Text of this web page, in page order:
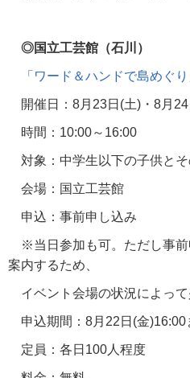
◎国立工芸館（石川）
「ワード＆ハンドで島めぐり
開催日： 8月 23日 (土) ・ 8月 24
時間： 10:00～ 16:00
対象：中学生以下の子供と
会場：国立工芸館
申込：事前申し込み
※当日参加も可。ただし事
案内するため、
イベント会場の状況によって
申込期間： 8月 22 日 (金)16:00
定員：各日 100 人程度